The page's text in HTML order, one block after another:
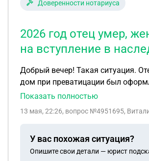
Доверенности нотариуса
2026 год отец умер,
на вступление в
Добрый вечер! Такая ситуация.
дом при преватицации был
моя мать дарим ему свои части
даже не прописана претендует
Показать полностью
13 мая, 22:26, вопрос №4951695,
У вас похожая ситуация?
Опишите свои детали — юрист